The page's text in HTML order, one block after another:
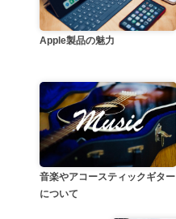
Apple製品の魅力
音楽やアコースティックギター
について